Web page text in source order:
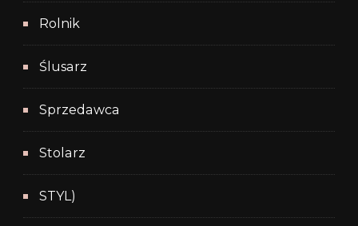
Rolnik
Ślusarz
Sprzedawca
Stolarz
STYL)